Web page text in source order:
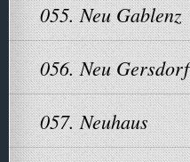
055. Neu Gablenz
056. Neu Gersdorf
057. Neuhaus